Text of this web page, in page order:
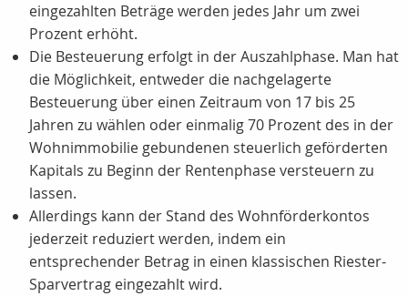
eingezahlten Beträge werden jedes Jahr um zwei
Prozent erhöht.
Die Besteuerung erfolgt in der Auszahlphase. Man hat
die Möglichkeit, entweder die nachgelagerte
Besteuerung über einen Zeitraum von 17 bis 25
Jahren zu wählen oder einmalig 70 Prozent des in der
Wohnimmobilie gebundenen steuerlich geförderten
Kapitals zu Beginn der Rentenphase versteuern zu
lassen.
Allerdings kann der Stand des Wohnförderkontos
jederzeit reduziert werden, indem ein
entsprechender Betrag in einen klassischen Riester-
Sparvertrag eingezahlt wird.